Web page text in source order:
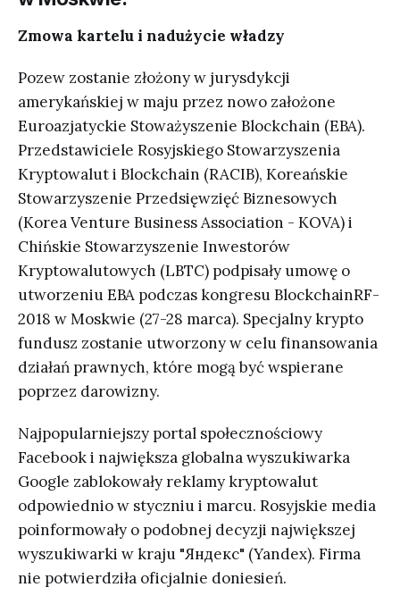
Zmowa kartelu i nadużycie władzy
Pozew zostanie złożony w jurysdykcji
amerykańskiej w maju przez nowo założone
Euroazjatyckie Stoważyszenie Blockchain (EBA).
Przedstawiciele Rosyjskiego Stowarzyszenia
Kryptowalut i Blockchain (RACIB), Koreańskie
Stowarzyszenie Przedsięwzięć Biznesowych
(Korea Venture Business Association - KOVA) i
Chińskie Stowarzyszenie Inwestorów
Kryptowalutowych (LBTC) podpisały umowę o
utworzeniu EBA podczas kongresu BlockchainRF-
2018 w Moskwie (27-28 marca). Specjalny krypto
fundusz zostanie utworzony w celu finansowania
działań prawnych, które mogą być wspierane
poprzez darowizny.
Najpopularniejszy portal społecznościowy
Facebook i największa globalna wyszukiwarka
Google zablokowały reklamy kryptowalut
odpowiednio w styczniu i marcu. Rosyjskie media
poinformowały o podobnej decyzji największej
wyszukiwarki w kraju "Яндекс" (Yandex). Firma
nie potwierdziła oficjalnie doniesień.